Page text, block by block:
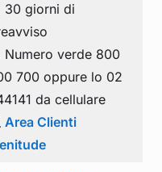
30 giorni di
Numero verde 800
700 oppure lo 02
da cellulare
Area Clienti